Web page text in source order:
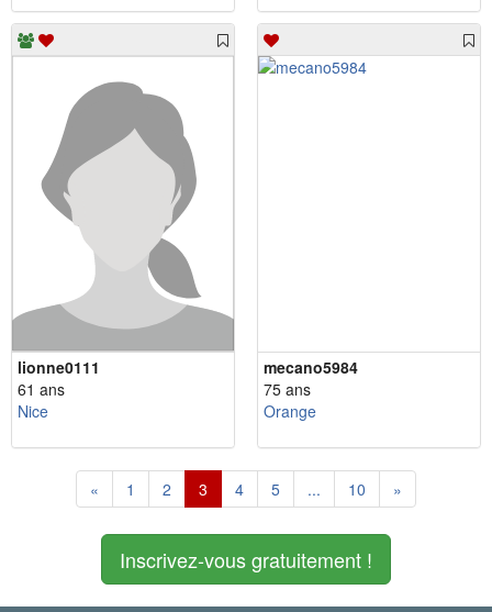
lionne0111
61 ans
Nice
mecano5984
75 ans
Orange
« 1 2 3 4 5 ... 10 »
Inscrivez-vous gratuitement !